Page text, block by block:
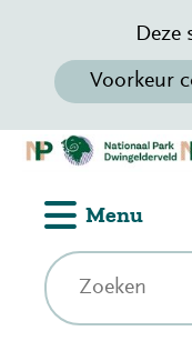
wijzigen
Deze
Voorkeur
gebruik
van
cookies
deze
website
Menu
Zoeken